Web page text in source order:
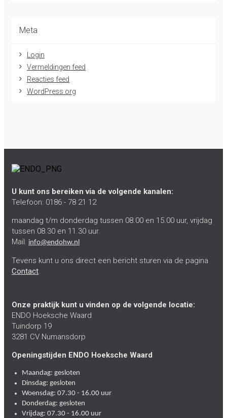
Meta
Login
Vermeldingen feed
Reacties feed
WordPress.org
U kunt ons bereiken via de volgende kanalen:
Telefoon: 0186 - 78 21 12
maandag t/m donderdag tussen 08.00 en 15.00 uur, vrijdag
tussen 08.30 en 11.30 uur.
Mail: info@endohw.nl
Tevens kunt u ons direct een bericht sturen via de pagina
Contact.
Onze praktijk kunt u vinden op de volgende locatie:
ENDO Hoeksche Waard
Tuindorp 19
3281 CV Numansdorp
Openingstijden ENDO Hoeksche Waard
Maandag: gesloten
Dinsdag: gesloten
Woensdag: 07.30 - 16.00 uur
Donderdag: gesloten
Vrijdag: 07.30 - 16.00 uur